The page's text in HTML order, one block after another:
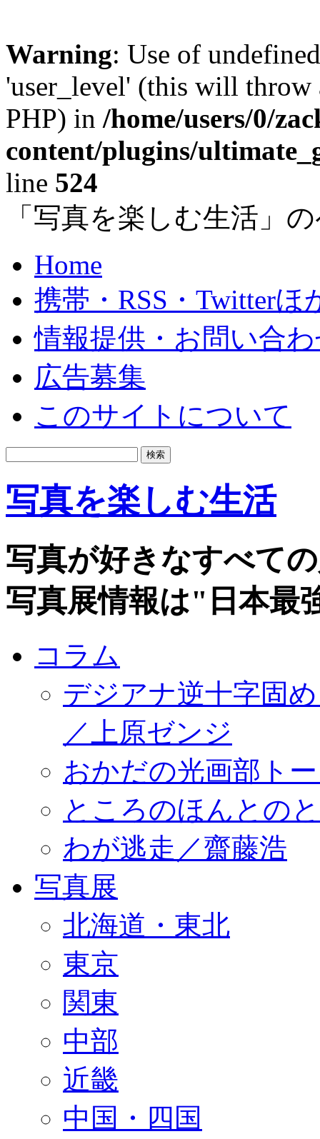
Warning: Use of
'user_level' (this will
PHP) in /home/users/0/
content/plugins/
line 524
「写真を楽しむ生活」
Home
携帯・RSS・Twitterほ
情報提供・お問い合
広告募集
このサイトについて
写真を楽しむ生活
写真が好きなすべて
写真展情報は"日本最
コラム
デジアナ逆十字固
／上原ゼンジ
おかだの光画部ト
ところのほんとの
わが逃走／齋藤浩
写真展
北海道・東北
東京
関東
中部
近畿
中国・四国